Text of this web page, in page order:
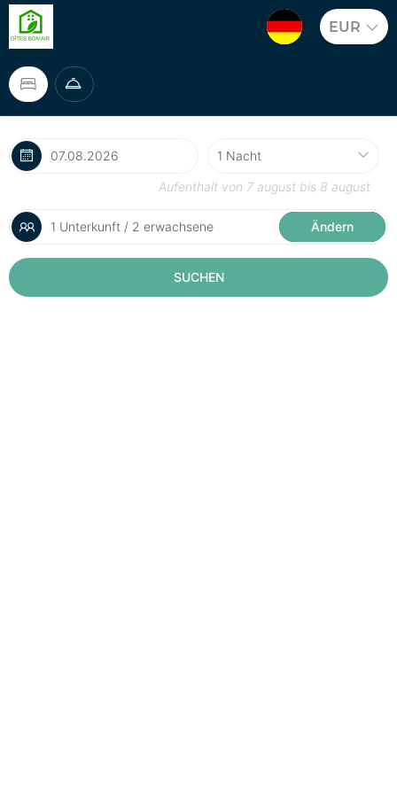
EUR
Aufenthalt von 7 august bis 8 august
1 Unterkunft / 2 erwachsene Ändern